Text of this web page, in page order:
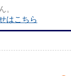
。
はこちら